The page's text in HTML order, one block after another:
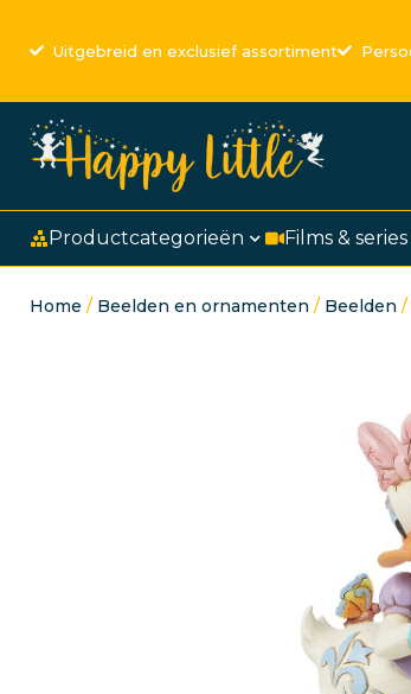
Uitgebreid en exclusief assortiment
Productcategorieën Films & series
Home / Beelden en ornamenten / Beelden /